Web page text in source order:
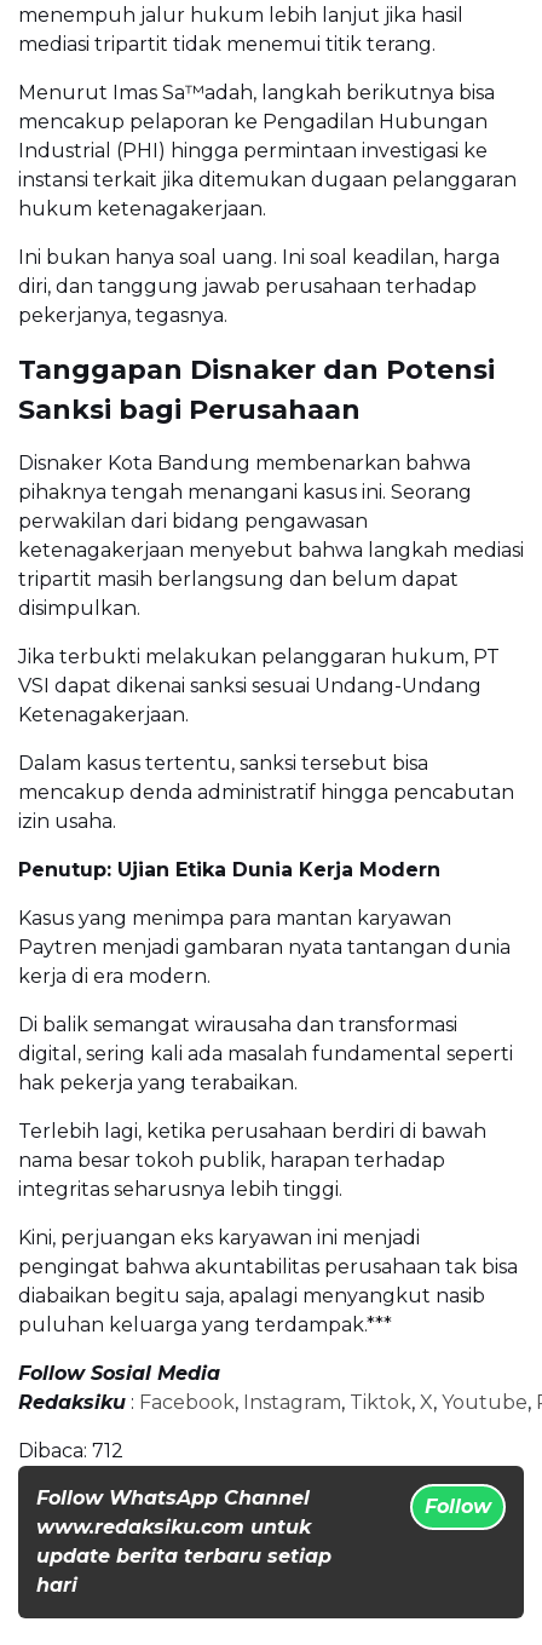
menempuh jalur hukum lebih lanjut jika hasil
mediasi tripartit tidak menemui titik terang.
Menurut Imas Sa™adah, langkah berikutnya bisa
mencakup pelaporan ke Pengadilan Hubungan
Industrial (PHI) hingga permintaan investigasi ke
instansi terkait jika ditemukan dugaan pelanggaran
hukum ketenagakerjaan.
Ini bukan hanya soal uang. Ini soal keadilan, harga
diri, dan tanggung jawab perusahaan terhadap
pekerjanya, tegasnya.
Tanggapan Disnaker dan Potensi
Sanksi bagi Perusahaan
Disnaker Kota Bandung membenarkan bahwa
pihaknya tengah menangani kasus ini. Seorang
perwakilan dari bidang pengawasan
ketenagakerjaan menyebut bahwa langkah mediasi
tripartit masih berlangsung dan belum dapat
disimpulkan.
Jika terbukti melakukan pelanggaran hukum, PT
VSI dapat dikenai sanksi sesuai Undang-Undang
Ketenagakerjaan.
Dalam kasus tertentu, sanksi tersebut bisa
mencakup denda administratif hingga pencabutan
izin usaha.
Penutup: Ujian Etika Dunia Kerja Modern
Kasus yang menimpa para mantan karyawan
Paytren menjadi gambaran nyata tantangan dunia
kerja di era modern.
Di balik semangat wirausaha dan transformasi
digital, sering kali ada masalah fundamental seperti
hak pekerja yang terabaikan.
Terlebih lagi, ketika perusahaan berdiri di bawah
nama besar tokoh publik, harapan terhadap
integritas seharusnya lebih tinggi.
Kini, perjuangan eks karyawan ini menjadi
pengingat bahwa akuntabilitas perusahaan tak bisa
diabaikan begitu saja, apalagi menyangkut nasib
puluhan keluarga yang terdampak.***
Follow Sosial Media
Redaksiku : Facebook, Instagram, Tiktok, X, Youtube,
Dibaca: 712
Follow WhatsApp Channel
www.redaksiku.com untuk
update berita terbaru setiap
hari
Follow